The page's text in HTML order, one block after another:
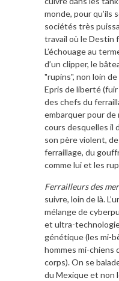
monde, pour qu’ils
sociétés très
travail où le Destin
L’échouage au
d’un clipper, le
"rupins", non loin
Epris de liberté
des chefs du
embarquer pour de
cours desquelles il
son père violent,
ferraillage, du
comme lui et les
Ferrailleurs des
suivre, loin de là.
mélange de
et ultra-
génétique (les mi-
hommes mi-chiens
corps). On se
du Mexique et non